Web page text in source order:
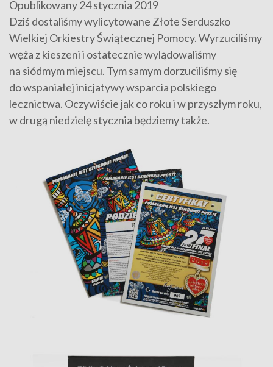
Opublikowany 24 stycznia 2019
Dziś dostaliśmy wylicytowane Złote Serduszko
Wielkiej Orkiestry Świątecznej Pomocy. Wyrzuciliśmy
węża z kieszeni i ostatecznie wylądowaliśmy
na siódmym miejscu. Tym samym dorzuciliśmy się
do wspaniałej inicjatywy wsparcia polskiego
lecznictwa. Oczywiście jak co roku i w przyszłym roku,
w drugą niedzielę stycznia będziemy także.